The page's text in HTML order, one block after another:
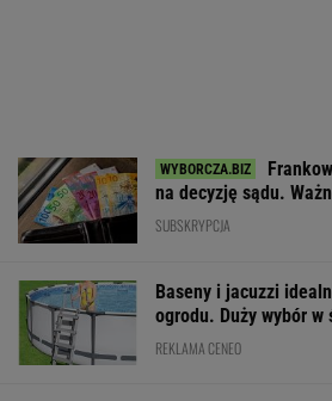
na decyzję sądu.
SUBSKRYPCJA
Baseny i jacuzzi
ogrodu. Duży wybór w
REKLAMA CENEO